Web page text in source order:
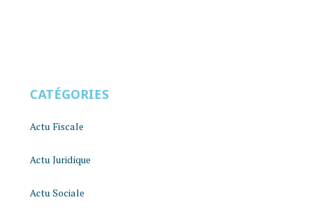
CATÉGORIES
Actu Fiscale
Actu Juridique
Actu Sociale